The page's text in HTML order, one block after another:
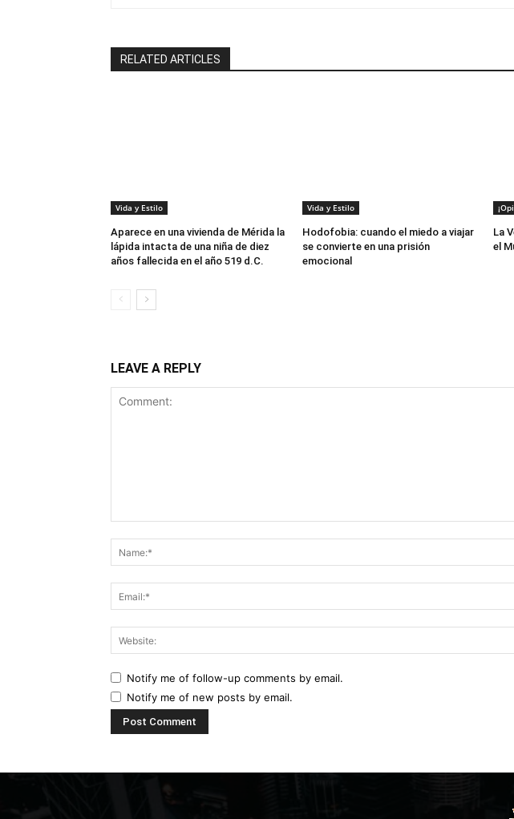
RELATED ARTICLES
Vida y Estilo
Aparece en una vivienda de Mérida la
lápida intacta de una niña de diez
años fallecida en el año 519 d.C.
Vida y Estilo
Hodofobia: cuando el miedo a viajar
se convierte en una prisión
emocional
La
el
LEAVE A REPLY
Notify me of follow-up comments by email.
Notify me of new posts by email.